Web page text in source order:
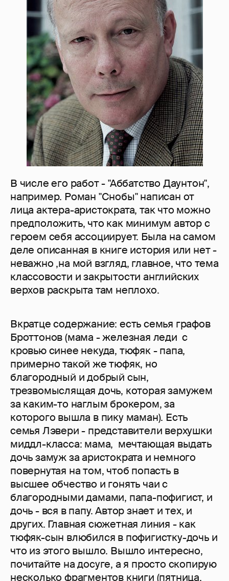
В числе его работ - "Аббатство Даунтон",
например. Роман "Снобы" написан от
лица актера-аристократа, так что можно
предположить, что как минимум автор с
героем себя ассоциирует. Была на самом
деле описанная в книге история или нет -
неважно ,на мой взгляд, главное, что тема
классовости и закрытости английских
верхов раскрыта там неплохо.
Вкратце содержание: есть семья графов
Броттонов (мама - железная леди с
кровью синее некуда, тюфяк - папа,
примерно такой же тюфяк, но
благородный и добрый сын,
трезвомыслящая дочь, которая замужем
за каким-то наглым брокером, за
которого вышла в пику маман). Есть
семья Лэвери - представители верхушки
миддл-класса: мама, мечтающая выдать
дочь замуж за аристократа и немного
повернутая на том, чтоб попасть в
высшее обчество и гонять чаи с
благородными дамами, папа-пофигист, и
дочь - вся в папу. Автор знает и тех, и
других. Главная сюжетная линия - как
тюфяк-сын влюбился в пофигистку-дочь и
что из этого вышло. Вышло интересно,
почитайте на досуге, а я просто скопирую
несколько фрагментов книги (пятница,